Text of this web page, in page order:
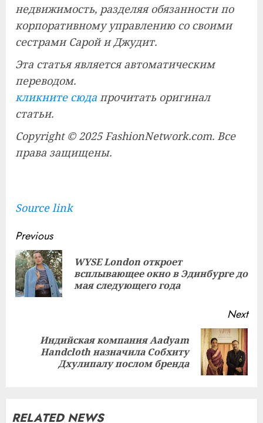
недвижимость, разделяя обязанности по
корпоративному управлению со своими
сестрами Сарой и Джудит.
Эта статья является автоматическим
переводом.
кликните сюда прочитать оригинал
статьи.
Copyright © 2025 FashionNetwork.com. Все
права защищены.
Source link
Continue
Reading
Previous
WYSE London откроет
всплывающее окно в Эдинбурге до
мая следующего года
Next
Индийская компания Aadyam
Handcloth назначила Собхиту
Дхулипалу послом бренда
RELATED NEWS